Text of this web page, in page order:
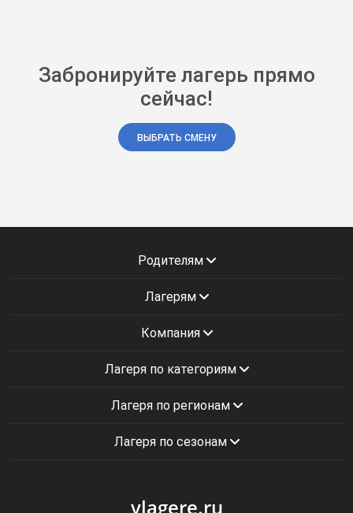
Забронируйте лагерь прямо
сейчас!
ВЫБРАТЬ СМЕНУ
Родителям
Лагерям
Компания
Лагеря по категориям
Лагеря по регионам
Лагеря по сезонам
vlagere.ru